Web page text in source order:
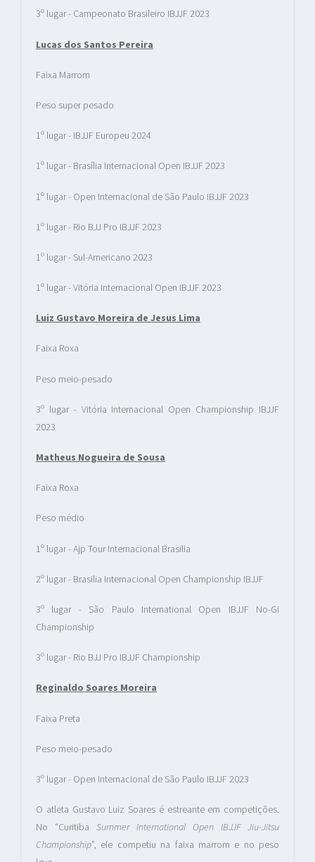
3º lugar - Campeonato Brasileiro IBJJF 2023
Lucas dos Santos Pereira
Faixa Marrom
Peso super pesado
1º lugar - IBJJF Europeu 2024
1º lugar - Brasília Internacional Open IBJJF 2023
1º lugar - Open Internacional de São Paulo IBJJF 2023
1º lugar - Rio BJJ Pro IBJJF 2023
1º lugar - Sul-Americano 2023
1º lugar - Vitória Internacional Open IBJJF 2023
Luiz Gustavo Moreira de Jesus Lima
Faixa Roxa
Peso meio-pesado
3º lugar - Vitória Internacional Open Championship IBJJF
2023
Matheus Nogueira de Sousa
Faixa Roxa
Peso médio
1º lugar - Ajp Tour Internacional Brasilia
2º lugar - Brasilia Internacional Open Championship IBJJF
3º lugar - São Paulo International Open IBJJF No-Gi
Championship
3º lugar - Rio BJJ Pro IBJJF Championship
Reginaldo Soares Moreira
Faixa Preta
Peso meio-pesado
3º lugar - Open Internacional de São Paulo IBJJF 2023
O atleta Gustavo Luiz Soares é estreante em competições.
No “Curitiba Summer International Open IBJJF Jiu-Jitsu
Championship”, ele competiu na faixa marrom e no peso